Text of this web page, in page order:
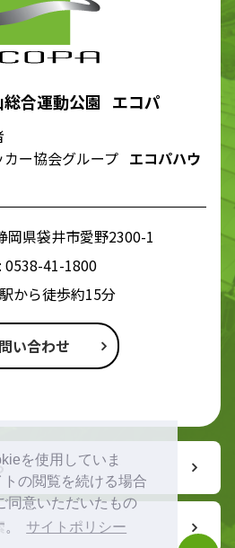
を使用していま
の閲覧を続ける場合
同意いただいたもの
サイトポリシー
総合運動公園 エコパ
ー協会グループ エコパハウ
岡県袋井市愛野2300-1
0538-41-1800
から徒歩約15分
い合わせ